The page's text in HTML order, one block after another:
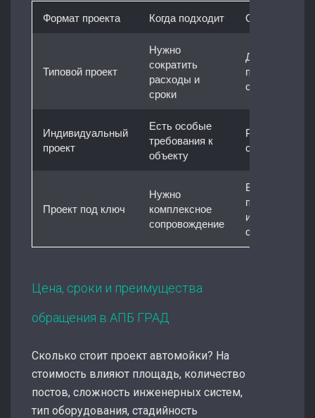
Формат проекта Когда подходит Особенности
Типовой проект
Нужно
сократить
расходы и
сроки
под участок и
сети
Индивидуальный
проект
Есть особые
требования к
объекту
с нуля по ТЗ
Проект под ключ
Нужно
комплексное
сопровождение
Включает
планировку,
инженерию и
согласования
Цена, сроки и преимущества
обращения в АПБ ГРАД
Сколько стоит проект автомойки? На
стоимость влияют площадь, количество
постов, сложность инженерных систем,
тип оборудования, стадийность